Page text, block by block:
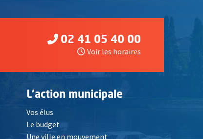
02 41 05 40 00
Voir les horaires
L'action municipale
Vos élus
Le budget
Une ville en mouvement